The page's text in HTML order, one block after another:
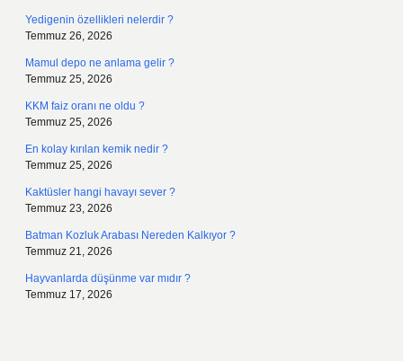
Yedigenin özellikleri nelerdir ?
Temmuz 26, 2026
Mamul depo ne anlama gelir ?
Temmuz 25, 2026
KKM faiz oranı ne oldu ?
Temmuz 25, 2026
En kolay kırılan kemik nedir ?
Temmuz 25, 2026
Kaktüsler hangi havayı sever ?
Temmuz 23, 2026
Batman Kozluk Arabası Nereden Kalkıyor ?
Temmuz 21, 2026
Hayvanlarda düşünme var mıdır ?
Temmuz 17, 2026